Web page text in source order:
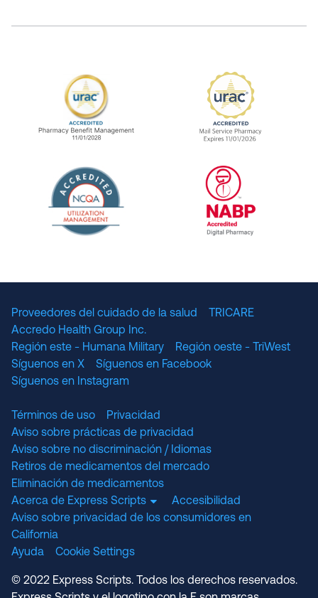
URAC Accredited Pharmacy Benefit
URAC
Proveedores del cuidado de la salud
TRICARE
Accredo Health Group Inc.
Región este - Humana Military
Región oeste - TriWest
Síguenos en X
Síguenos en Facebook
Síguenos en Instagram
Términos de uso
Privacidad
Aviso sobre prácticas de privacidad
Aviso sobre no discriminación / Idiomas
Retiros de medicamentos del mercado
Eliminación de medicamentos
Acerca de Express Scripts
Accesibilidad
Aviso sobre privacidad de los consumidores en
California
Ayuda
Cookie Settings
© 2022 Express Scripts. Todos los derechos reservados.